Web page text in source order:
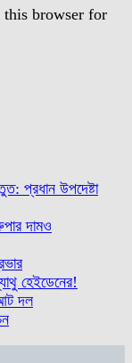
this browser for
প্রধান উপদেষ্টা
দামও
হেইডেনের!
দল